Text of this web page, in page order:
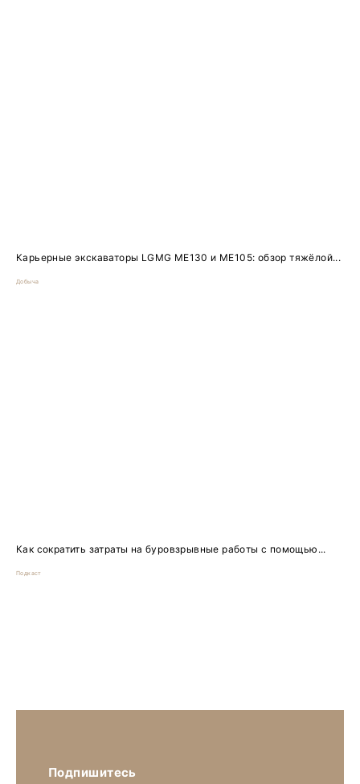
Карьерные экскаваторы LGMG ME130 и ME105: обзор тяжёлой...
Добыча
Как сократить затраты на буровзрывные работы с помощью...
Подкаст
Подпишитесь